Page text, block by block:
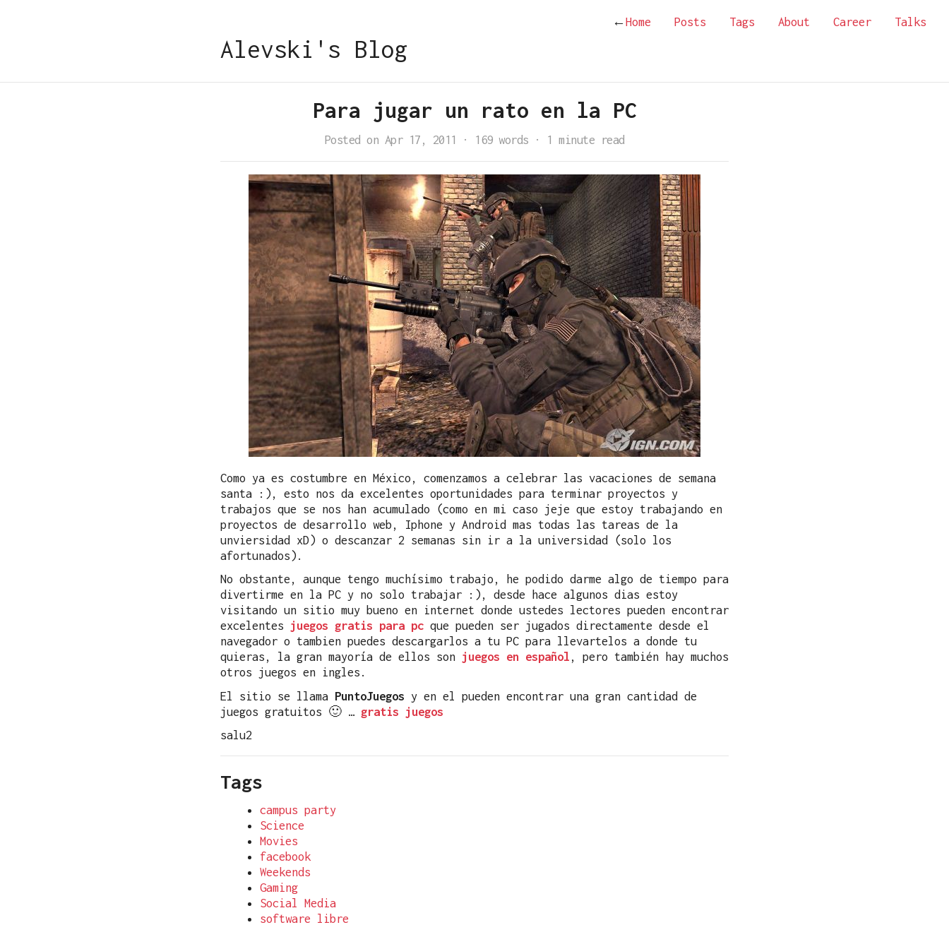
←Home Posts Tags About Career Talks
Alevski's Blog
Para jugar un rato en la PC
Posted on Apr 17, 2011 · 169 words · 1 minute read
Como ya es costumbre en México, comenzamos a celebrar las vacaciones de semana
santa :), esto nos da excelentes oportunidades para terminar proyectos y
trabajos que se nos han acumulado (como en mi caso jeje que estoy trabajando en
proyectos de desarrollo web, Iphone y Android mas todas las tareas de la
unviersidad xD) o descanzar 2 semanas sin ir a la universidad (solo los
afortunados).
No obstante, aunque tengo muchísimo trabajo, he podido darme algo de tiempo para
divertirme en la PC y no solo trabajar :), desde hace algunos dias estoy
visitando un sitio muy bueno en internet donde ustedes lectores pueden encontrar
excelentes juegos gratis para pc que pueden ser jugados directamente desde el
navegador o tambien puedes descargarlos a tu PC para llevartelos a donde tu
quieras, la gran mayoría de ellos son juegos en español , pero también hay muchos
otros juegos en ingles.
El sitio se llama PuntoJuegos y en el pueden encontrar una gran cantidad de
juegos gratuitos 🙂 … gratis juegos
salu2
Tags
campus party
Science
Movies
facebook
Weekends
Gaming
Social Media
software libre